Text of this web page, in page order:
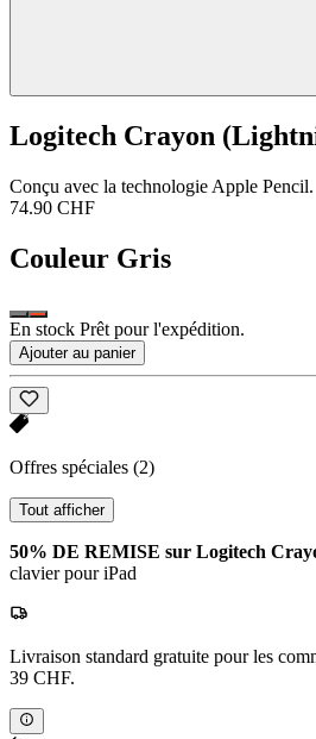
Logitech Crayon
Conçu avec la technologie Apple Pencil.
74.90 CHF
Couleur Gris
En stock Prêt pour l'expédition.
Ajouter au panier
Offres spéciales (2)
Tout afficher
50% DE REMISE sur Logitech
clavier pour iPad
Livraison standard gratuite pour les
39 CHF.